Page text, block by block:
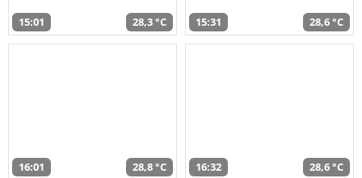
15:01 28,3 °C 15:31 28,6 °C
16:01 28,8 °C 16:32 28,6 °C